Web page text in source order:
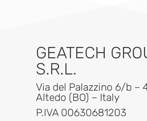
GEATECH
S.R.L.
Via del Palazzino 6/b –
Altedo (BO) – Italy
P.IVA 00630681203